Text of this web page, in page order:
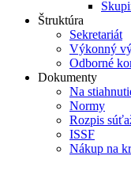
Štruktúra
Sekretariát
Výkonný
Odborné
Dokumenty
Na
Normy
Rozpis
ISSF
Nákup na